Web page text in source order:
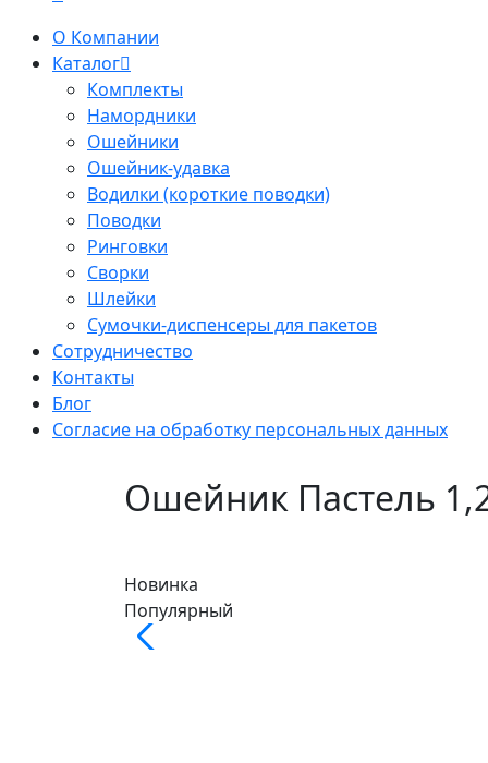
О Компании
Каталог
Комплекты
Намордники
Ошейники
Ошейник-удавка
Водилки (короткие поводки)
Поводки
Ринговки
Сворки
Шлейки
Сумочки-диспенсеры для пакетов
Сотрудничество
Контакты
Блог
Согласие на обработку персональных данных
Ошейник Пастель
Новинка
Популярный